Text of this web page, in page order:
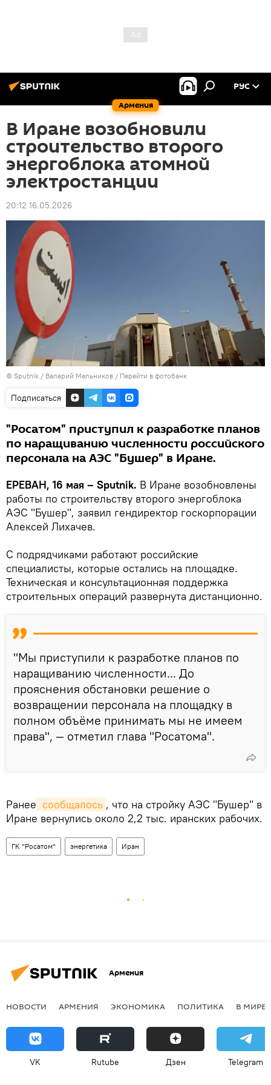
Армения
РУС
В Иране возобновили
строительство второго
энергоблока атомной
электростанции
20:12 16.05.2026
© Sputnik / Валерий Мельников / Перейти в фотобанк
Подписаться
"Росатом" приступил к разработке планов
по наращиванию численности российского
персонала на АЭС "Бушер" в Иране.
ЕРЕВАН, 16 мая – Sputnik. В Иране возобновлены
работы по строительству второго энергоблока
АЭС "Бушер", заявил гендиректор госкорпорации
Алексей Лихачев.
С подрядчиками работают российские
специалисты, которые остались на площадке.
Техническая и консультационная поддержка
строительных операций развернута дистанционно.
"Мы приступили к разработке планов по
наращиванию численности... До
прояснения обстановки решение о
возвращении персонала на площадку в
полном объёме принимать мы не имеем
права", — отметил глава "Росатома".
Ранее сообщалось , что на стройку АЭС "Бушер" в
Иране вернулись около 2,2 тыс. иранских рабочих.
ГК "Росатом" энергетика Иран
Армения
НОВОСТИ АРМЕНИЯ ЭКОНОМИКА ПОЛИТИКА В МИРЕ
VK Rutube Дзен Telegram